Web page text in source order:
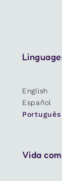
English
Español
Português
Vida